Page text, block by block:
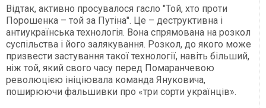
Відтак, активно просувалося гасло "Той, хто проти
Порошенка – той за Путіна". Це – деструктивна і
антиукраїнська технологія. Вона спрямована на розкол
суспільства і його залякування. Розкол, до якого може
призвести застування такої технології, навіть більший,
ніж той, який свого часу перед Помаранчевою
революцією ініціювала команда Януковича,
поширюючи фальшивки про «три сорти українців».